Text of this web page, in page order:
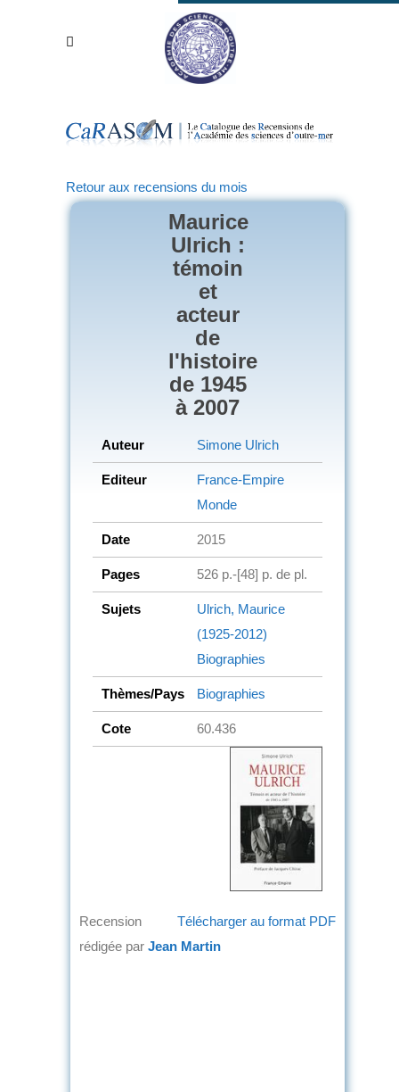
Retour aux recensions du mois
Maurice
Ulrich :
témoin
et
acteur
de
l'histoire
de 1945
à 2007
Auteur Simone Ulrich
Editeur
France-Empire
Monde
Date 2015
Pages 526 p.-[48] p. de pl.
Sujets
Ulrich, Maurice
(1925-2012)
Biographies
Thèmes/Pays Biographies
Cote 60.436
Télécharger au format PDF
Recension
rédigée par Jean Martin